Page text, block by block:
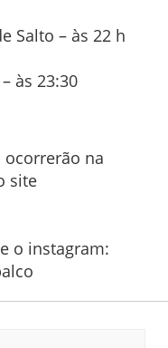
Salto – às 22 h
às 23:30
ocorrerão na
site
o instagram: